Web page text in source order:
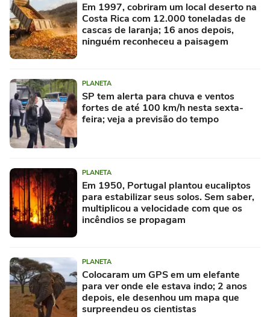
Em 1997, cobriram um local deserto na
Costa Rica com 12.000 toneladas de
cascas de laranja; 16 anos depois,
ninguém reconheceu a paisagem
PLANETA
SP tem alerta para chuva e ventos
fortes de até 100 km/h nesta sexta-
feira; veja a previsão do tempo
PLANETA
Em 1950, Portugal plantou eucaliptos
para estabilizar seus solos. Sem saber,
multiplicou a velocidade com que os
incêndios se propagam
PLANETA
Colocaram um GPS em um elefante
para ver onde ele estava indo; 2 anos
depois, ele desenhou um mapa que
surpreendeu os cientistas